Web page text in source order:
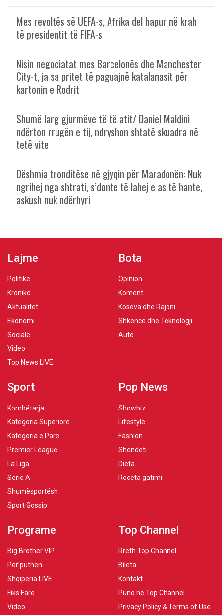
Mes revoltës së UEFA-s, Afrika del hapur në krah
të presidentit të FIFA-s
Nisin negociatat mes Barcelonës dhe Manchester
City-t, ja sa pritet të paguajnë katalanasit për
kartonin e Rodrit
Shumë larg gjurmëve të të atit/ Daniel Maldini
ndërton rrugën e tij, ndryshon shtatë skuadra në
tetë vite
Dëshmia tronditëse në gjyqin për Maradonën: Nuk
ngrihej nga shtrati, s’donte të lahej e as të hante,
askush nuk ndërhyri
Lajme
Politikë
Kronikë
Aktualitet
Ekonomi
Sociale
Video
Top News LIVE
Bota
Opinion
Koment
Kosova dhe Rajoni
Shkencë dhe Teknologji
Auto
Sport
Kombëtarja
Kategoria Superiore
Kategoria e Parë
Premier League
La Liga
Serie A
Shumësportësh
Sport Gossip
Pop News
Showbiz
Lifestyle
Fashion
Shëndeti
Dieta
Receta gatimi
Programe
Big Brother VIP
Për’puthen
Shqipëria LIVE
Fiks Fare
Video
Top Channel
Rreth Top Channel
Bileta
Kontakt
Puno në Top Channel
Privacy Policy & Terms of Use